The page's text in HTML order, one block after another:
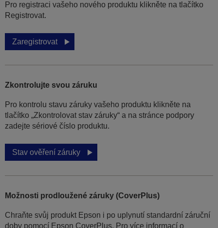
Pro registraci vašeho nového produktu klikněte na tlačítko
Registrovat.
Zaregistrovat
Zkontrolujte svou záruku
Pro kontrolu stavu záruky vašeho produktu klikněte na
tlačítko „Zkontrolovat stav záruky“ a na stránce podpory
zadejte sériové číslo produktu.
Stav ověření záruky
Možnosti prodloužené záruky (CoverPlus)
Chraňte svůj produkt Epson i po uplynutí standardní záruční
doby pomocí Epson CoverPlus. Pro více informací o